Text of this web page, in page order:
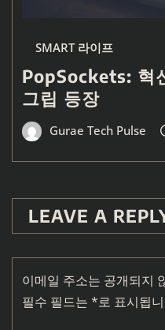
SMART 라이프
PopSockets: 혁
그립 등장
Gurae Tech Pulse
LEAVE A
이메일 주소는 공개되지
필수 필드는 *로 표시됩